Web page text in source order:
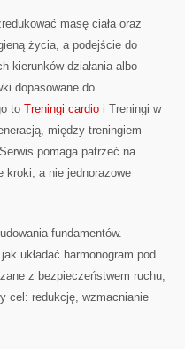
masę ciała oraz
życia, a podejście do
kierunków działania albo
dopasowane do
to Treningi cardio i Treningi w
między treningiem
pomaga patrzeć na
kroki, a nie jednorazowe
fundamentów.
układać harmonogram pod
z bezpieczeństwem ruchu,
cel: redukcję, wzmacnianie